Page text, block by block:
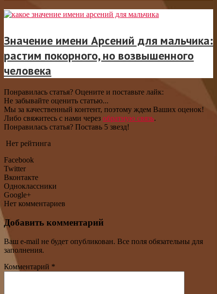
Значение имени Арсений для мальчика:
растим покорного, но возвышенного
человека
Понравилась статья? Оцените и поставьте лайк:
Не забывайте оценить статью...
Мы за качественный контент, поэтому ждем Ваших оценок!
Либо свяжитесь с нами через обратную связь.
Понравилась статья? Поставь 5 звезд!
Нет рейтинга
Facebook
Twitter
Вконтакте
Одноклассники
Google+
Нет комментариев
Добавить комментарий
Ваш e-mail не будет опубликован. Все поля обязательны для
заполнения.
Комментарий *